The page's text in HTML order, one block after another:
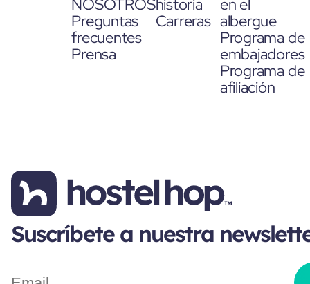
NOSOTROS
Preguntas
frecuentes
Prensa
historia
Carreras
en el
albergue
Programa de
embajadores
Programa de
afiliación
Suscríbete a nuestra